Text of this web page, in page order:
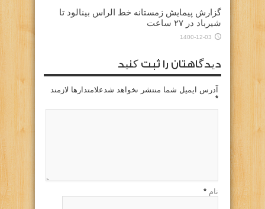
گزارش پیمایش زمستانه خط الراس بینالود تا
شیرباد در ۲۷ ساعت
1400-12-03
دیدگاهتان را ثبت کنید
آدرس ایمیل شما منتشر نخواهد شدعلامتدارها لازمند
*
نام *